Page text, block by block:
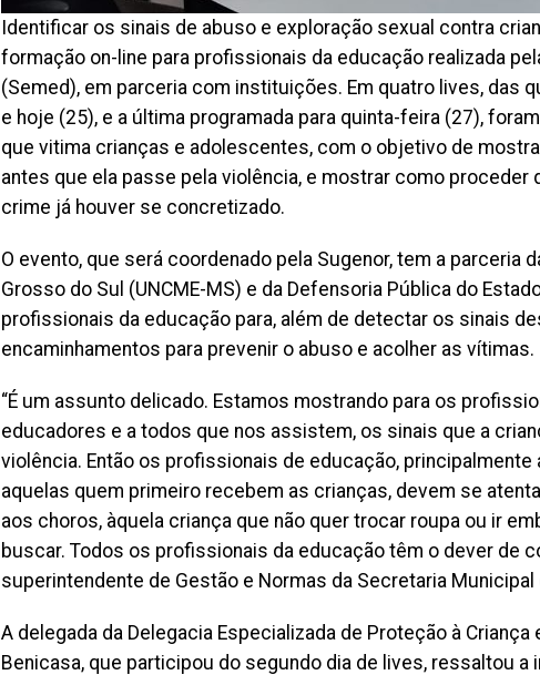
Identificar os sinais de abuso e exploração sexual contra
formação on-line para profissionais da educação realizada
(Semed), em parceria com instituições. Em quatro lives, das
e hoje (25), e a última programada para quinta-feira (27),
que vitima crianças e adolescentes, com o objetivo de
antes que ela passe pela violência, e mostrar como proceder
crime já houver se concretizado.
O evento, que será coordenado pela Sugenor, tem a parceria
Grosso do Sul (UNCME-MS) e da Defensoria Pública do
profissionais da educação para, além de detectar os sinais
encaminhamentos para prevenir o abuso e acolher as vítimas.
“É um assunto delicado. Estamos mostrando para os
educadores e a todos que nos assistem, os sinais que a
violência. Então os profissionais de educação,
aquelas quem primeiro recebem as crianças, devem se
aos choros, àquela criança que não quer trocar roupa ou ir
buscar. Todos os profissionais da educação têm o dever de
superintendente de Gestão e Normas da Secretaria
A delegada da Delegacia Especializada de Proteção à Criança
Benicasa, que participou do segundo dia de lives, ressaltou